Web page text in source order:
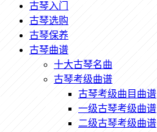
古琴入门
古琴选购
古琴保养
古琴曲谱
十大古琴名曲
古琴考级曲谱
古琴考级曲目曲谱
一级古琴考级曲谱
二级古琴考级曲谱